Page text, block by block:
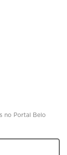
no Portal Belo